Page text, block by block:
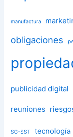
manufactura
obligaciones
publicidad digital
reuniones
SG-SST tecnología